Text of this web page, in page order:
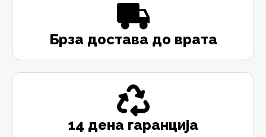
Брза достава до врата
14 дена гаранција